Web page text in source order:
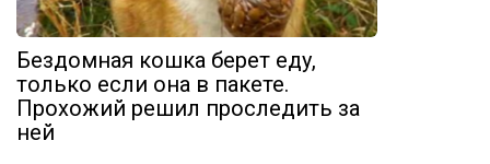
Бездомная кошка берет еду,
только если она в пакете.
Прохожий решил проследить за
ней